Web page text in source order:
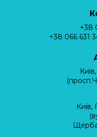
+38
+38 066 631